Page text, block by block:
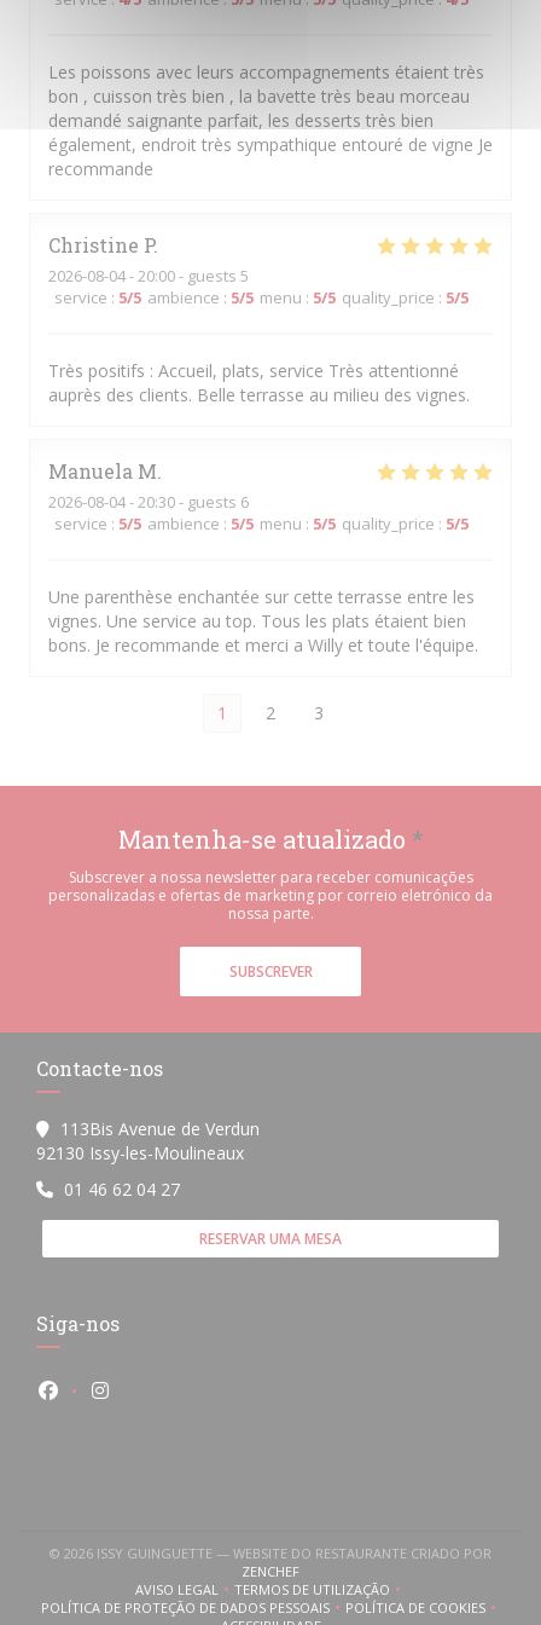
Les poissons avec leurs accompagnements étaient très
bon , cuisson très bien , la bavette très beau morceau
demandé saignante parfait, les desserts très bien
également, endroit très sympathique entouré de vigne Je
recommande
Christine P
2026-08-04- 20:00 - guests 5
service : 5/5 ambience : 5/5 menu : 5/5 quality_price : 5/5
Très positifs : Accueil, plats, service Très attentionné
auprès des clients. Belle terrasse au milieu des vignes.
Manuela M
2026-08-04- 20:30 - guests 6
service : 5/5 ambience : 5/5 menu : 5/5 quality_price : 5/5
Une parenthèse enchantée sur cette terrasse entre les
vignes. Une service au top. Tous les plats étaient bien
bons. Je recommande et merci a Willy et toute l'équipe.
1 2 3
Mantenha-se atualizado *
Subscrever a nossa newsletter para receber comunicações
personalizadas e ofertas de marketing por correio eletrónico da
nossa parte.
SUBSCREVER
Contacte-nos
113Bis Avenue de Verdun
92130 Issy-les-Moulineaux((abre numa nova janela))
01 46 62 04 27
RESERVAR UMA MESA
Siga-nos
Facebook ((abre numa nova janela))
Instagram ((abre numa nova janela))
© 2026 ISSY GUINGUETTE — WEBSITE DO RESTAURANTE CRIADO POR
ZENCHEF((ABRE NUMA NOVA JANELA))
AVISO LEGAL((ABRE NUMA NOVA JANELA))
TERMOS DE UTILIZAÇÃO((ABRE NUMA NOVA JANELA))
POLÍTICA DE PROTEÇÃO DE DADOS PESSOAIS
((ABRE NUMA NOVA JANELA))POLÍTICA DE COOKIES
((ABRE NUMA